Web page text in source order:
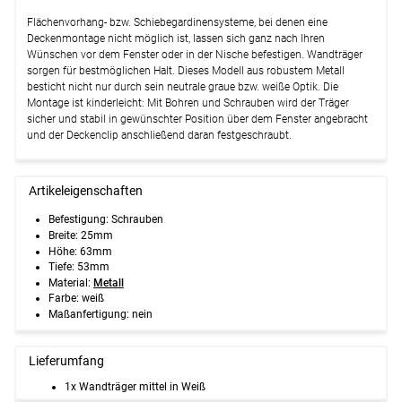
Optionen verfügbar, bitte konfigurieren.
Deckenclip 5-spurig #1W weiß (ab
+6,95 EUR)
Optionen verfügbar, bitte konfigurieren.
Weiter
Flächenvorhang- bzw. Schiebegardinensysteme, bei denen eine
Deckenmontage nicht möglich ist, lassen sich ganz nach Ihren
Wünschen vor dem Fenster oder in der Nische befestigen. Wandträger
sorgen für bestmöglichen Halt. Dieses Modell aus robustem Metall
besticht nicht nur durch sein neutrale graue bzw. weiße Optik. Die
Montage ist kinderleicht: Mit Bohren und Schrauben wird der Träger
sicher und stabil in gewünschter Position über dem Fenster angebracht
und der Deckenclip anschließend daran festgeschraubt.
Artikeleigenschaften
Befestigung: Schrauben
Breite: 25mm
Höhe: 63mm
Tiefe: 53mm
Material: Metall
Farbe: weiß
Maßanfertigung: nein
Lieferumfang
1x Wandträger mittel in Weiß